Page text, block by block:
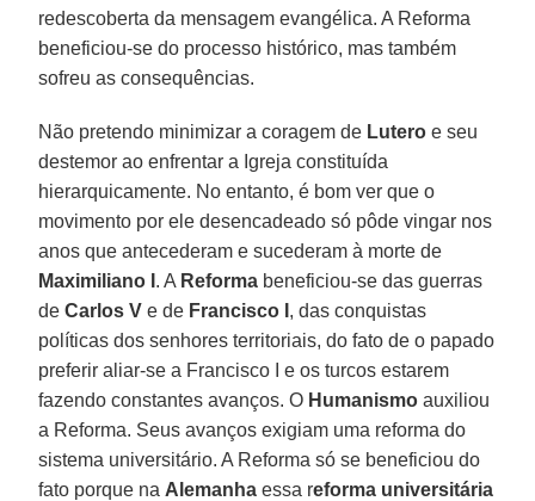
redescoberta da mensagem evangélica. A Reforma
beneficiou-se do processo histórico, mas também
sofreu as consequências.
Não pretendo minimizar a coragem de Lutero e seu
destemor ao enfrentar a Igreja constituída
hierarquicamente. No entanto, é bom ver que o
movimento por ele desencadeado só pôde vingar nos
anos que antecederam e sucederam à morte de
Maximiliano I . A Reforma beneficiou-se das guerras
de Carlos V e de Francisco I , das conquistas
políticas dos senhores territoriais, do fato de o papado
preferir aliar-se a Francisco I e os turcos estarem
fazendo constantes avanços. O Humanismo auxiliou
a Reforma. Seus avanços exigiam uma reforma do
sistema universitário. A Reforma só se beneficiou do
fato porque na Alemanha essa reforma universitária